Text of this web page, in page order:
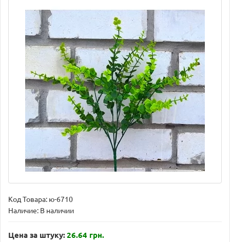
Код Товара: ю-6710
Наличие: В наличии
Цена за штуку:26.64 грн.